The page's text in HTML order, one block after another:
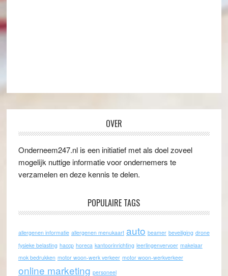
OVER
Onderneem247.nl is een initiatief met als doel zoveel
mogelijk nuttige informatie voor ondernemers te
verzamelen en deze kennis te delen.
POPULAIRE TAGS
allergenen informatie allergenen menukaart auto beamer beveiliging drone
fysieke belasting haccp horeca kantoorinrichting leerlingenvervoer makelaar
mok bedrukken motor woon-werk verkeer motor woon-werkverkeer
online marketing personeel